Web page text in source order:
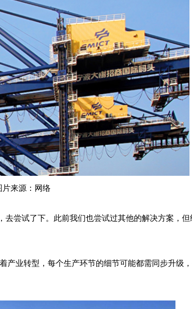
片来源：网络
尝试了下。此前我们也尝试过其他的解决方案，
业转型，每个生产环节的细节可能都需同步升级